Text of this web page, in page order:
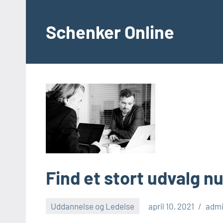
indholdSchenker Online
Find et stort udvalg nu
Uddannelse og Ledelse april 10, 2021